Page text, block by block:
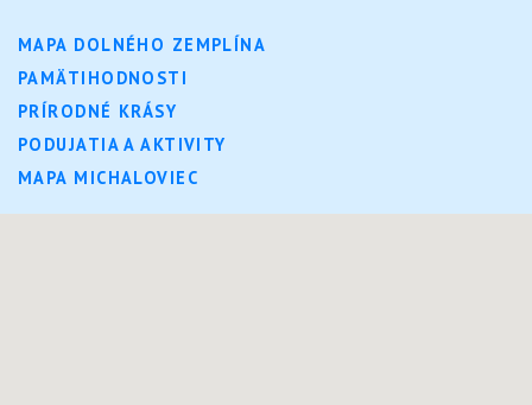
MAPA DOLNÉHO ZEMPLÍNA
PAMÄTIHODNOSTI
PRÍRODNÉ KRÁSY
PODUJATIA A AKTIVITY
MAPA MICHALOVIEC